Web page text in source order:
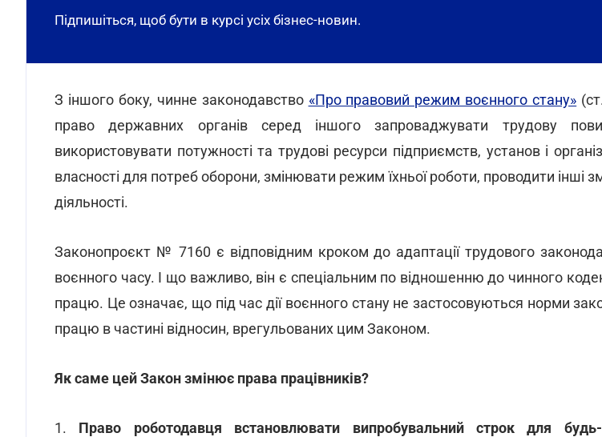
Підпишіться, щоб бути в курсі усіх бізнес-новин.
З іншого боку, чинне законодавство «Про правовий режим воєнного стану»
право державних органів серед іншого запроваджувати трудову
використовувати потужності та трудові ресурси підприємств, установ і
власності для потреб оборони, змінювати режим їхньої роботи, проводити інші
діяльності.
Законопроєкт № 7160 є відповідним кроком до адаптації трудового
воєнного часу. І що важливо, він є спеціальним по відношенню до чинного
працю. Це означає, що під час дії воєнного стану не застосовуються норми
працю в частині відносин, врегульованих цим Законом.
Як саме цей Закон змінює права працівників?
1. Право роботодавця встановлювати випробувальний строк для будь-